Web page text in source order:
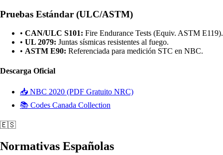
Pruebas Estándar (ULC/ASTM)
• CAN/ULC S101: Fire Endurance Tests (Equiv. ASTM E119).
• UL 2079: Juntas sísmicas resistentes al fuego.
• ASTM E90: Referenciada para medición STC en NBC.
Descarga Oficial
📥 NBC 2020 (PDF Gratuito NRC)
📚 Codes Canada Collection
🇪🇸
Normativas Españolas